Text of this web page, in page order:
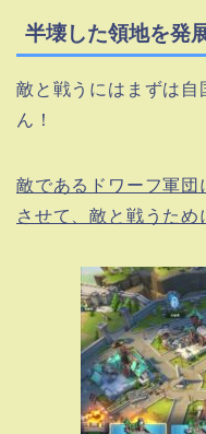
半壊した領地を発
敵と戦うにはまずは
ん！
敵であるドワーフ軍
させて、敵と戦うため